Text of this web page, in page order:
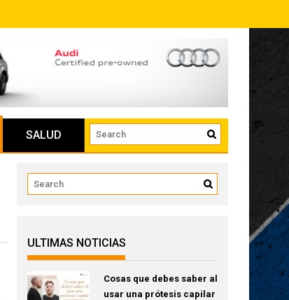
SALUD
ULTIMAS NOTICIAS
Cosas que debes saber al
usar una prótesis capilar